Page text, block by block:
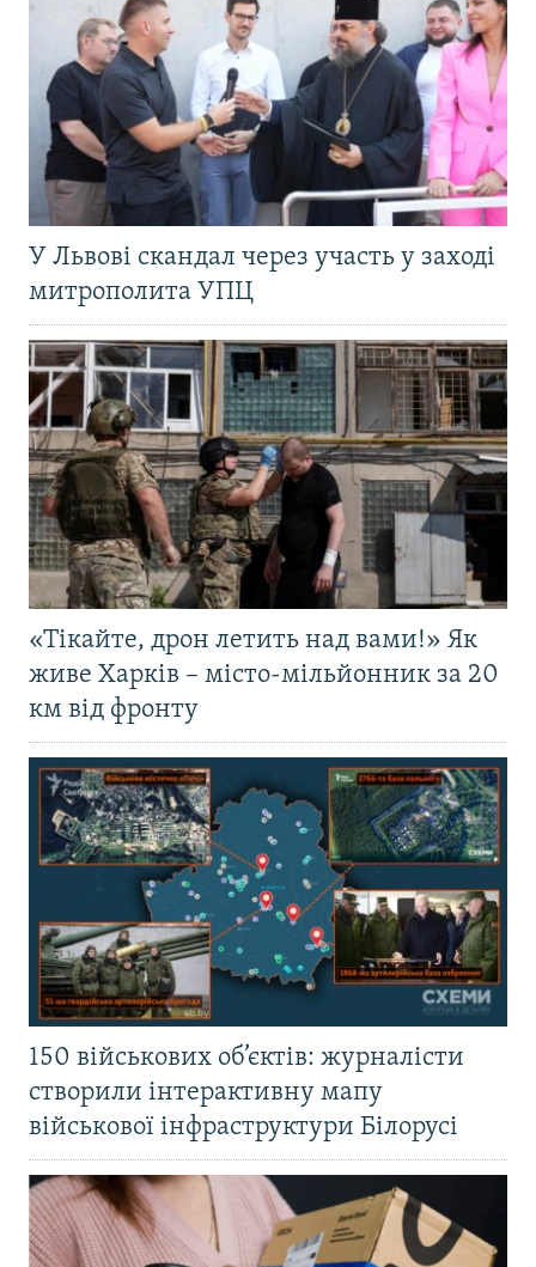
У Львові скандал через участь у заході
митрополита УПЦ
«Тікайте, дрон летить над вами!» Як
живе Харків – місто-мільйонник за 20
км від фронту
150 військових об’єктів: журналісти
створили інтерактивну мапу
військової інфраструктури Білорусі